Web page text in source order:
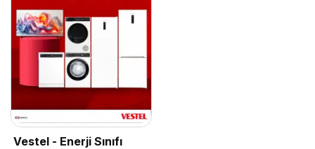
Vestel - Enerji Sınıfı